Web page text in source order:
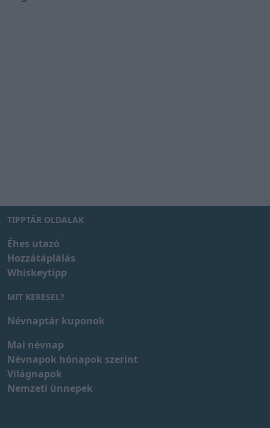
TIPPTÁR OLDALAK
Éhes utazó
Hozzátáplálás
Whiskeytipp
MIT KERESEL?
Névnaptár kuponok
Mai névnap
Névnapok hónapok szerint
Világnapok
Nemzeti ünnepek